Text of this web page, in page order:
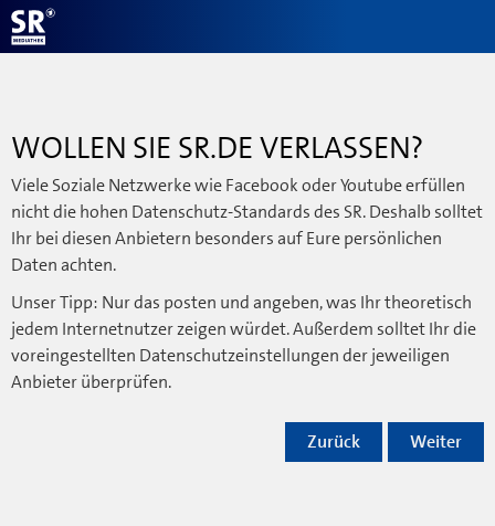
WOLLEN SIE SR.DE VERLASSEN?
Viele Soziale Netzwerke wie Facebook oder Youtube erfüllen
nicht die hohen Datenschutz-Standards des SR. Deshalb solltet
Ihr bei diesen Anbietern besonders auf Eure persönlichen
Daten achten.
Unser Tipp: Nur das posten und angeben, was Ihr theoretisch
jedem Internetnutzer zeigen würdet. Außerdem solltet Ihr die
voreingestellten Datenschutzeinstellungen der jeweiligen
Anbieter überprüfen.
Weiter
Zurück